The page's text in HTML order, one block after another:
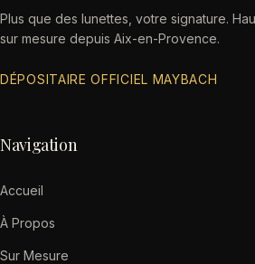
Plus que des lunettes, votre signature.
sur mesure depuis Aix-en-Provence.
DÉPOSITAIRE OFFICIEL MAYBACH
Navigation
Accueil
À Propos
Sur Mesure